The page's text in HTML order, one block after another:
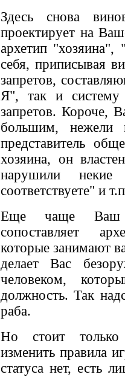
Здесь снова
проектирует на
архетип "хозяина",
себя, приписывая
запретов,
Я", так и систему
запретов. Короче,
большим, нежели
представитель
хозяина, он
нарушили некие
соответствуете" и
Еще чаще Ваш
сопоставляет
которые занимают
делает Вас
человеком,
должность. Так
раба.
Но стоит только
изменить правила
статуса нет, есть